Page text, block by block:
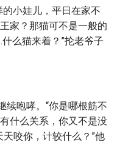
小娃儿，平日在家不
家？那猫可不是一般的
么猫来着？”抡老爷子
续咆哮。“你是哪根筋不
什么关系，你又不是没
天咬你，计较什么？”他